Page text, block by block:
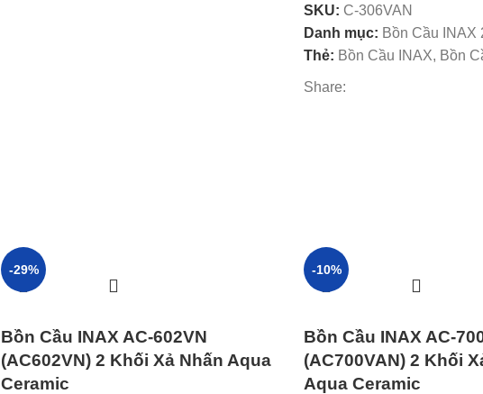
SKU: C-306VAN
Danh mục: Bồn Cầu INAX
Thẻ: Bồn Cầu INAX, Bồn
Share:
-29%
Bồn Cầu INAX AC-602VN
(AC602VN) 2 Khối Xả Nhấn Aqua
Ceramic
-10%
Bồn Cầu INAX AC-
(AC700VAN) 2 Khối
Aqua Ceramic